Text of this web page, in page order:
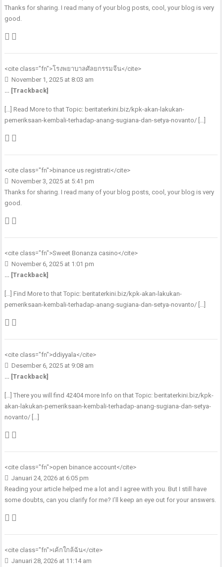
Thanks for sharing. I read many of your blog posts, cool, your blog is very
good.
<cite class="fn">โรงพยาบาลศัลยกรรมจีน</cite>
November 1, 2025 at 8:03 am
… [Trackback]
[…] Read More to that Topic: beritaterkini.biz/kpk-akan-lakukan-
pemeriksaan-kembali-terhadap-anang-sugiana-dan-setya-novanto/ […]
<cite class="fn">binance us registrati</cite>
November 3, 2025 at 5:41 pm
Thanks for sharing. I read many of your blog posts, cool, your blog is very
good.
<cite class="fn">Sweet Bonanza casino</cite>
November 6, 2025 at 1:01 pm
… [Trackback]
[…] Find More to that Topic: beritaterkini.biz/kpk-akan-lakukan-
pemeriksaan-kembali-terhadap-anang-sugiana-dan-setya-novanto/ […]
<cite class="fn">ddiyyala</cite>
Desember 6, 2025 at 9:08 am
… [Trackback]
[…] There you will find 42404 more Info on that Topic: beritaterkini.biz/kpk-
akan-lakukan-pemeriksaan-kembali-terhadap-anang-sugiana-dan-setya-
novanto/ […]
<cite class="fn">open binance account</cite>
Januari 24, 2026 at 6:05 pm
Reading your article helped me a lot and I agree with you. But I still have
some doubts, can you clarify for me? I’ll keep an eye out for your answers.
<cite class="fn">เค้กใกล้ฉัน</cite>
Januari 28, 2026 at 11:14 am